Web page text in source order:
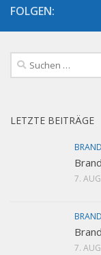
FOLGEN:
Suchen
nach:
LETZTE BEITRÄGE
7.
7.